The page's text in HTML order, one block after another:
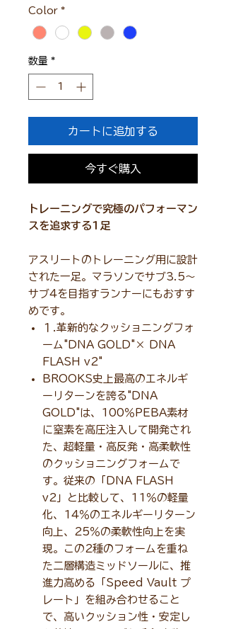
Color *
数量 *
カートに追加する
今すぐ購入
トレーニングで究極のパフォーマン
スを追求する1足
アスリートのトレーニング用に設計
された一足。マラソンでサブ3.5〜
サブ4を目指すランナーにもおすす
めです。
１.革新的なクッショニングフォ
ーム"DNA GOLD"× DNA
FLASH v2"
BROOKS史上最高のエネルギ
ーリターンを誇る"DNA
GOLD"は、100％PEBA素材
に窒素を高圧注入して開発され
た、超軽量・高反発・高柔軟性
のクッショニングフォームで
す。従来の「DNA FLASH
v2」と比較して、11％の軽量
化、14％のエネルギーリターン
向上、25％の柔軟性向上を実
現。この2種のフォームを重ね
た二層構造ミッドソールに、推
進力高める「Speed Vault プ
レート」を組み合わせること
で、高いクッション性・安定し